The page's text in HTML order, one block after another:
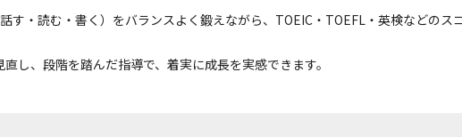
す・読む・書く）をバランスよく鍛えながら、TOEIC・TOEFL・英検などの
し、段階を踏んだ指導で、着実に成長を実感できます。